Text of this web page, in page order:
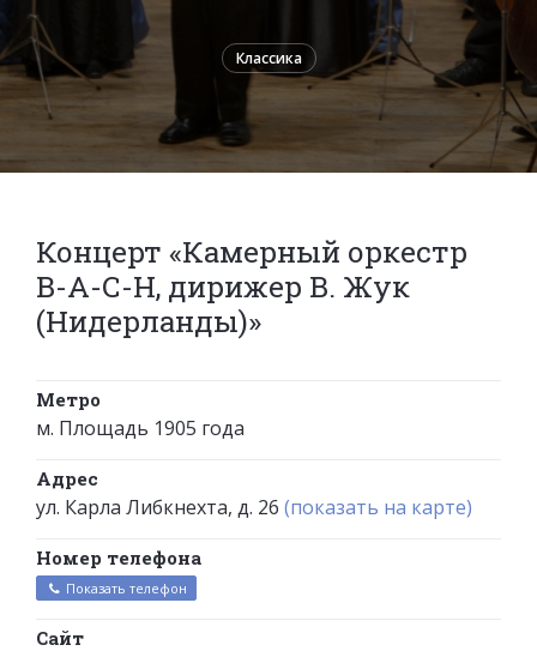
Классика
Концерт «Камерный оркестр
В-А-С-Н, дирижер В. Жук
(Нидерланды)»
Метро
м. Площадь 1905 года
Адрес
ул. Карла Либкнехта, д. 26 (показать на карте)
Номер телефона
Показать телефон
Сайт